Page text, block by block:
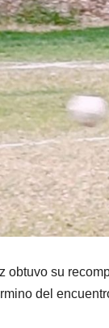
obtuvo su
del